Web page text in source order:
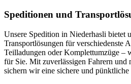
Speditionen und
Unsere Spedition in Niederhasli bietet
Transportlösungen für verschiedenste
Teilladungen oder Komplettumzüge –
für Sie. Mit zuverlässigen Fahrern und
sichern wir eine sichere und